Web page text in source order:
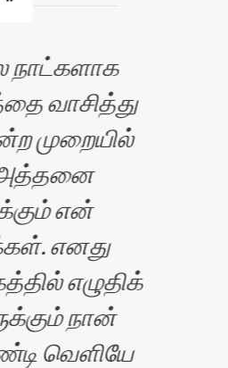
நாட்களாக
வாசித்து
முறையில்
என்
எனது
எழுதிக்
நான்
வெளியே